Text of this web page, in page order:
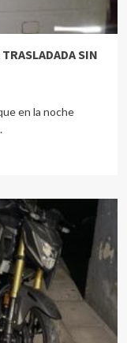
SIN
en la noche